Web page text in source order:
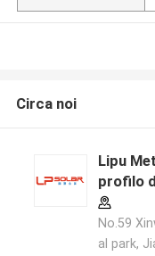
Circa noi
Lipu
profilo
No.59
al park,